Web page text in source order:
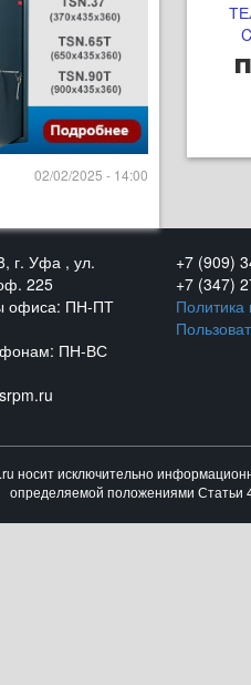
02/02/2025 - 14:00
г. Уфа , ул.
225
офиса: ПН-ПТ
ПН-ВС
+7 (909)
+7 (347)
носит исключительно
определяемой положениями Статьи